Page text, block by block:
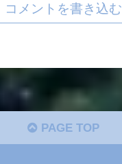
コメントを書き込む
PAGE TOP